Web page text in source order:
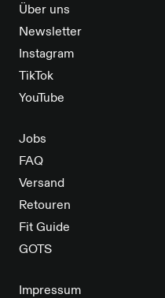
Über uns
Newsletter
Instagram
TikTok
YouTube
Jobs
FAQ
Versand
Retouren
Fit Guide
GOTS
Impressum